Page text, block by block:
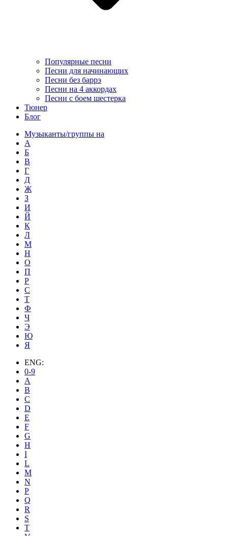
Популярные песни
Песни для начинающих
Песни без баррэ
Песни на 4 аккордах
Песни с боем шестерка
Тюнер
Блог
Музыканты/группы на
А
Б
В
Г
Д
Ж
З
И
Й
К
Л
М
Н
О
П
Р
С
Т
Ф
Ч
Э
Ю
Я
ENG:
0-9
A
B
C
D
E
F
G
H
I
L
M
N
P
Q
R
S
T